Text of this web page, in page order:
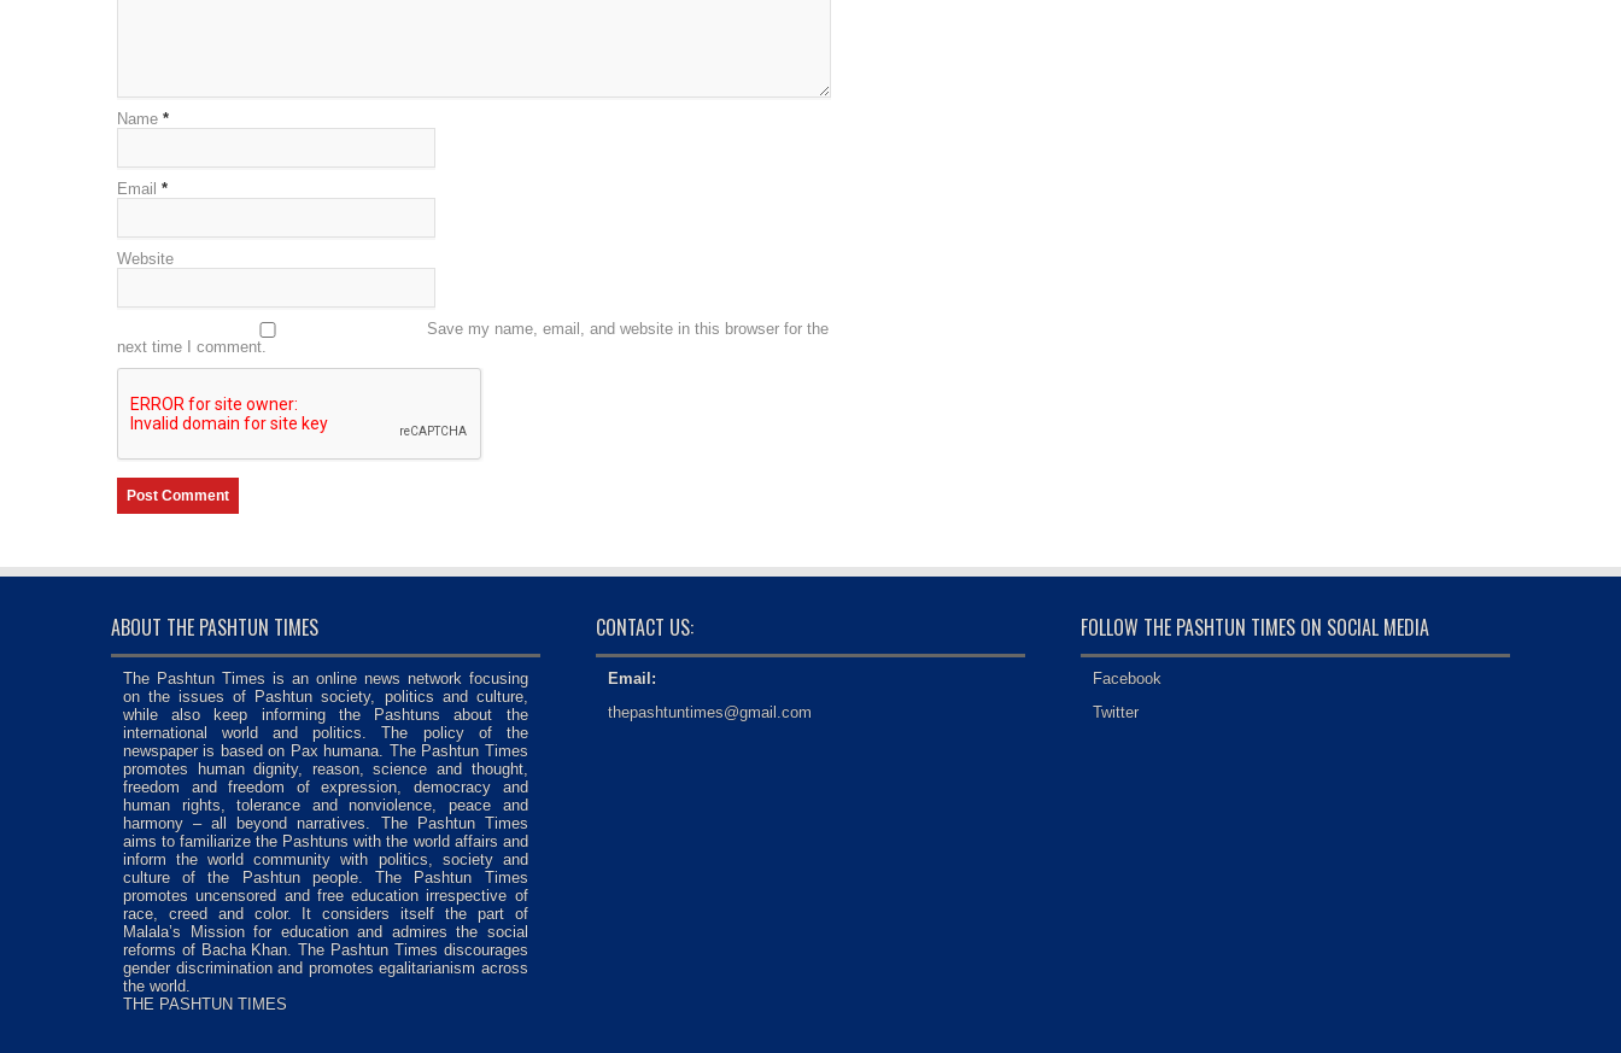
Name *
Email *
Website
Save my name, email, and website in this browser for the
next time I comment.
ABOUT THE PASHTUN TIMES
The Pashtun Times is an online news network focusing
on the issues of Pashtun society, politics and culture,
while also keep informing the Pashtuns about the
international world and politics. The policy of the
newspaper is based on Pax humana. The Pashtun Times
promotes human dignity, reason, science and thought,
freedom and freedom of expression, democracy and
human rights, tolerance and nonviolence, peace and
harmony – all beyond narratives. The Pashtun Times
aims to familiarize the Pashtuns with the world affairs and
inform the world community with politics, society and
culture of the Pashtun people. The Pashtun Times
promotes uncensored and free education irrespective of
race, creed and color. It considers itself the part of
Malala’s Mission for education and admires the social
reforms of Bacha Khan. The Pashtun Times discourages
gender discrimination and promotes egalitarianism across
the world.
THE PASHTUN TIMES
CONTACT US:
Email:
thepashtuntimes@gmail.com
FOLLOW THE PASHTUN TIMES ON SOCIAL MEDIA
Facebook
Twitter